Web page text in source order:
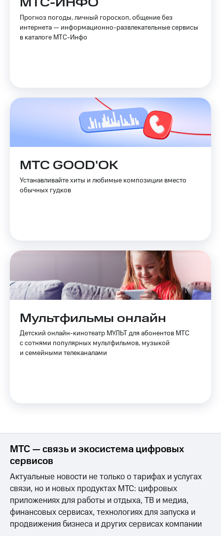
Прогноз погоды, личный гороскоп, общение без
интернета — информационно-развлекательные сервисы
в каталоге МТС-Инфо
МТС GOOD'OK
Устанавливайте хиты и любимые композиции вместо
обычных гудков
Мультфильмы онлайн
Детский онлайн-кинотеатр МУЛЬТ для абонентов МТС
с сотнями популярных мультфильмов, музыкой
и семейными телеканалами
МТС — связь и экосистема цифровых
сервисов
Актуальные новости не только о тарифах и услугах
связи, но и новых продуктах МТС: цифровых
приложениях для работы и отдыха, ТВ и медиа,
финансовых сервисах, технологиях для запуска и
продвижения бизнеса и других сервисах компании